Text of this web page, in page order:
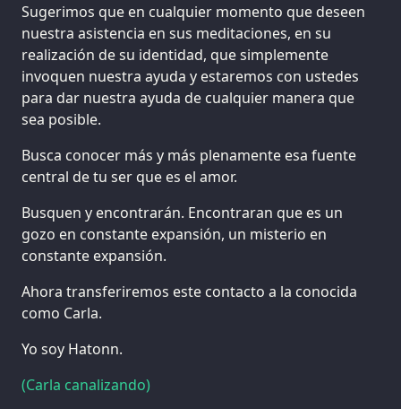
Sugerimos que en cualquier momento que deseen
nuestra asistencia en sus meditaciones, en su
realización de su identidad, que simplemente
invoquen nuestra ayuda y estaremos con ustedes
para dar nuestra ayuda de cualquier manera que
sea posible.
Busca conocer más y más plenamente esa fuente
central de tu ser que es el amor.
Busquen y encontrarán. Encontraran que es un
gozo en constante expansión, un misterio en
constante expansión.
Ahora transferiremos este contacto a la conocida
como Carla.
Yo soy Hatonn.
(Carla canalizando)